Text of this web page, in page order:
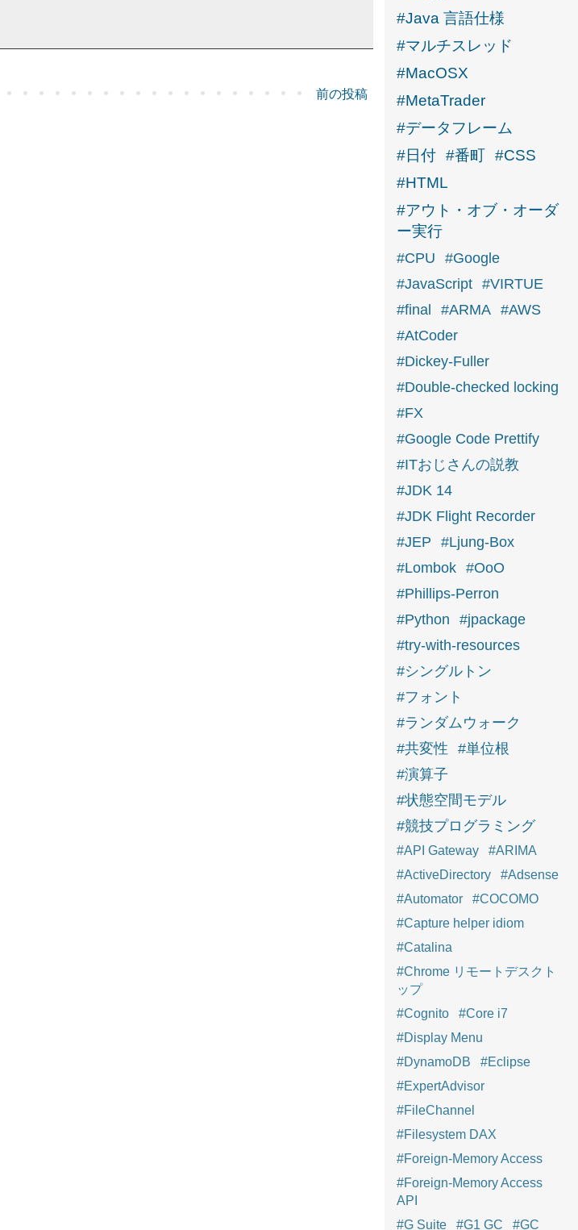
前の投稿
#Java 言語仕様
#マルチスレッド
#MacOSX
#MetaTrader
#データフレーム
#日付 #番町 #CSS
#HTML
#アウト・オブ・オーダ
ー実行
#CPU
#Google
#JavaScript #VIRTUE
#final
#ARMA #AWS
#AtCoder
#Dickey-Fuller
#Double-checked locking
#FX
#Google Code Prettify
#ITおじさんの説教
#JDK 14
#JDK Flight Recorder
#JEP
#Ljung-Box
#Lombok #OoO
#Phillips-Perron
#Python
#jpackage
#try-with-resources
#シングルトン
#フォント
#ランダムウォーク
#共変性
#単位根
#演算子
#状態空間モデル
#競技プログラミング
#API Gateway
#ARIMA
#ActiveDirectory
#Adsense
#Automator
#COCOMO
#Capture helper idiom
#Catalina
#Chrome リモートデスクト
ップ
#Cognito
#Core i7
#Display Menu
#DynamoDB
#Eclipse
#ExpertAdvisor
#FileChannel
#Filesystem DAX
#Foreign-Memory Access
#Foreign-Memory Access
API
#G Suite
#G1 GC #GC